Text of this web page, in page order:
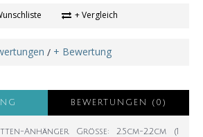
+ Vergleich
/ + Bewertung
BEWERTUNGEN (0)
Anhänger Größe: 2.5cm-2.2cm (1